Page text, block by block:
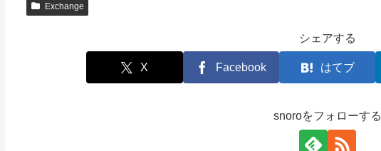
Exchange
シェアする
X Facebook はてブ
snoroをフォローする